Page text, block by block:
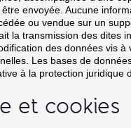
envoyée. Aucune
ou vendue sur un
la transmission des dites
des données vis
Les bases de
à la protection juridique
et cookies